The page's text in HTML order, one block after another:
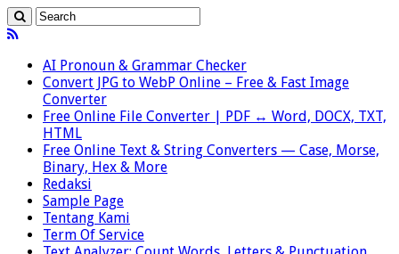
AI Pronoun & Grammar Checker
Convert JPG to WebP Online – Free & Fast Image
Converter
Free Online File Converter | PDF ↔ Word, DOCX, TXT,
HTML
Free Online Text & String Converters — Case, Morse,
Binary, Hex & More
Redaksi
Sample Page
Tentang Kami
Term Of Service